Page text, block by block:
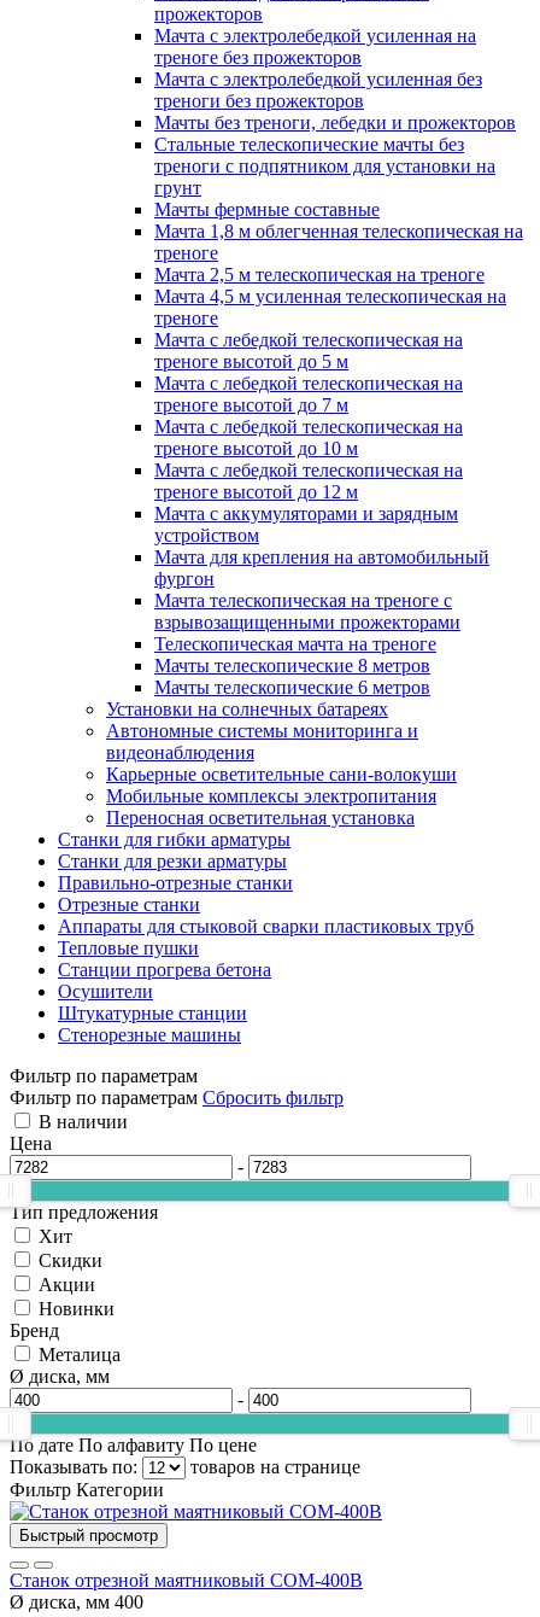
прожекторов
Мачта с электролебедкой усиленная на
треноге без прожекторов
Мачта с электролебедкой усиленная без
треноги без прожекторов
Мачты без треноги, лебедки и прожекторов
Стальные телескопические мачты без
треноги с подпятником для установки на
грунт
Мачты фермные составные
Мачта 1,8 м облегченная телескопическая на
треноге
Мачта 2,5 м телескопическая на треноге
Мачта 4,5 м усиленная телескопическая на
треноге
Мачта с лебедкой телескопическая на
треноге высотой до 5 м
Мачта с лебедкой телескопическая на
треноге высотой до 7 м
Мачта с лебедкой телескопическая на
треноге высотой до 10 м
Мачта с лебедкой телескопическая на
треноге высотой до 12 м
Мачта с аккумуляторами и зарядным
устройством
Мачта для крепления на автомобильный
фургон
Мачта телескопическая на треноге с
взрывозащищенными прожекторами
Телескопическая мачта на треноге
Мачты телескопические 8 метров
Мачты телескопические 6 метров
Установки на солнечных батареях
Автономные системы мониторинга и
видеонаблюдения
Карьерные осветительные сани-волокуши
Мобильные комплексы электропитания
Переносная осветительная установка
Станки для гибки арматуры
Станки для резки арматуры
Правильно-отрезные станки
Отрезные станки
Аппараты для стыковой сварки пластиковых труб
Тепловые пушки
Станции прогрева бетона
Осушители
Штукатурные станции
Стенорезные машины
Фильтр по параметрам
Фильтр по параметрам Сбросить фильтр
В наличии
Цена
-
Тип предложения
Хит
Скидки
Акции
Новинки
Бренд
Металица
Ø диска, мм
-
По дате По алфавиту По цене
Показывать по:
товаров на странице
Фильтр Категории
Быстрый просмотр
Станок отрезной маятниковый СОМ-400В
Ø диска, мм 400